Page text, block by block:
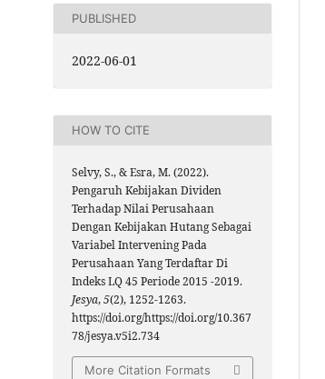
PUBLISHED
2022-06-01
HOW TO CITE
Selvy, S., & Esra, M. (2022).
Pengaruh Kebijakan Dividen
Terhadap Nilai Perusahaan
Dengan Kebijakan Hutang Sebagai
Variabel Intervening Pada
Perusahaan Yang Terdaftar Di
Indeks LQ 45 Periode 2015 -2019.
Jesya,5(2), 1252-1263.
https://doi.org/https://doi.org/10.367
78/jesya.v5i2.734
More Citation Formats